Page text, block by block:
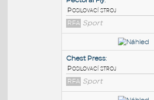
gym_equipment_2
Vybavení posilovny
DWG Sport